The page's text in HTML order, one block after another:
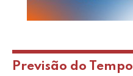
Previsão do Tempo